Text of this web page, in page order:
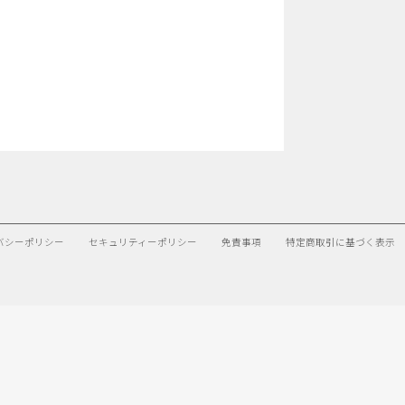
シーポリシー セキュリティーポリシー 免責事項 特定商取引に基づく表示